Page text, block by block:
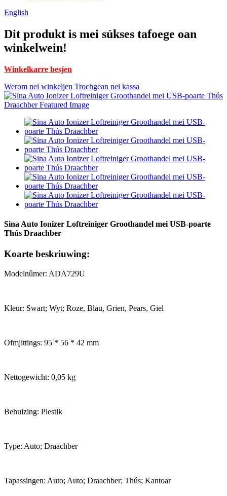
English
Dit produkt is mei súkses tafoege oan
winkelwein!
Winkelkarre besjen
Werom nei winkeljen Trochgean nei kassa
Sina Auto Ionizer Loftreiniger Groothandel mei USB-poarte
Thús Draachber
Koarte beskriuwing:
Modelnûmer: ADA729U
Kleur: Swart; Wyt; Roze, Blau, Grien, Pears, Giel
Ofmjittings: 95 * 56 * 42 mm
Nettogewicht: 0,05 kg
Behuizing: Plestik
Type: Auto; Draachber
Tapassingen: Auto; Auto; Draachber; Thús; Kantoar